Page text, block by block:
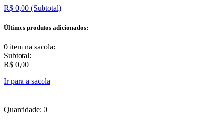
R$ 0,00 (Subtotal)
Últimos produtos adicionados:
0 item na sacola:
Subtotal:
R$ 0,00
Ir para a sacola
Quantidade: 0